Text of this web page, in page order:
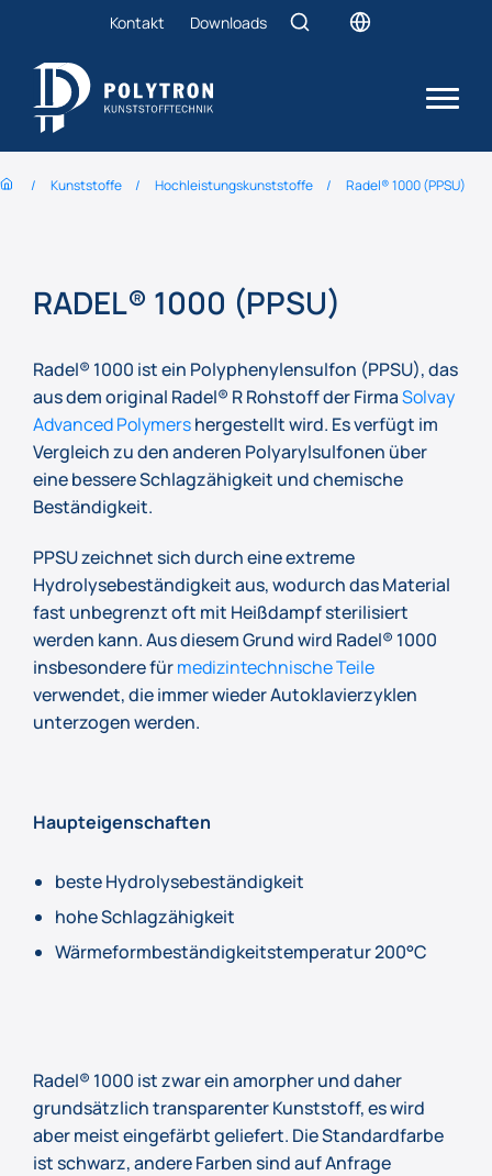
Kontakt Downloads
Kunststoffe Hochleistungs­kunststoffe Radel® 1000 (PPSU)
RADEL® 1000 (PPSU)
Radel® 1000 ist ein Polyphenylensulfon (PPSU), das
aus dem original Radel® R Rohstoff der FirmaSolvay
Advanced Polymershergestellt wird. Es verfügt im
Vergleich zu den anderen Polyarylsulfonen über
eine bessere Schlagzähigkeit und chemische
Beständigkeit.
PPSU zeichnet sich durch eine extreme
Hydrolysebeständigkeit aus, wodurch das Material
fast unbegrenzt oft mit Heißdampf sterilisiert
werden kann. Aus diesem Grund wird Radel® 1000
insbesondere fürmedizintechnische Teile
verwendet, die immer wieder Autoklavierzyklen
unterzogen werden.
Haupteigenschaften
beste Hydrolysebeständigkeit
hohe Schlagzähigkeit
Wärmeformbeständigkeitstemperatur 200°C
Radel® 1000 ist zwar ein amorpher und daher
grundsätzlich transparenter Kunststoff, es wird
aber meist eingefärbt geliefert. Die Standardfarbe
ist schwarz, andere Farben sind auf Anfrage